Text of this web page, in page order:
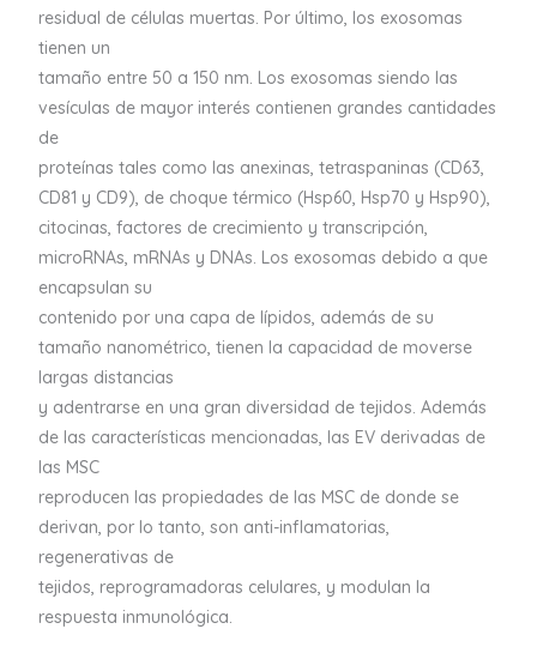
residual de células muertas. Por último, los exosomas
tienen un
tamaño entre 50 a 150 nm. Los exosomas siendo las
vesículas de mayor interés contienen grandes cantidades
de
proteínas tales como las anexinas, tetraspaninas (CD63,
CD81 y CD9), de choque térmico (Hsp60, Hsp70 y Hsp90),
citocinas, factores de crecimiento y transcripción,
microRNAs, mRNAs y DNAs. Los exosomas debido a que
encapsulan su
contenido por una capa de lípidos, además de su
tamaño nanométrico, tienen la capacidad de moverse
largas distancias
y adentrarse en una gran diversidad de tejidos. Además
de las características mencionadas, las EV derivadas de
las MSC
reproducen las propiedades de las MSC de donde se
derivan, por lo tanto, son anti-inflamatorias,
regenerativas de
tejidos, reprogramadoras celulares, y modulan la
respuesta inmunológica.